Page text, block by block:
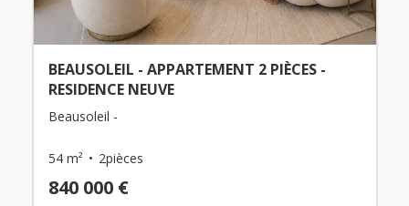
BEAUSOLEIL - APPARTEMENT 2 PIÈCES -
RESIDENCE NEUVE
Beausoleil -
54 m² 2pièces
840 000 €